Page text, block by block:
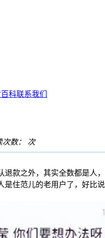
科联系我们
次数： 次
款之外，其实全数都是人，
是住范儿的老用户了，好比